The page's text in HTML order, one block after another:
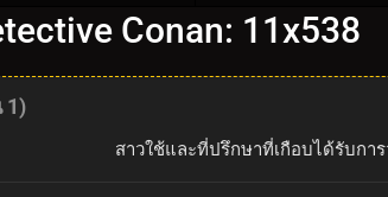
Conan: 11x538
1)
สาวใช้และที่ปรึกษาที่เกือบได้รับกา